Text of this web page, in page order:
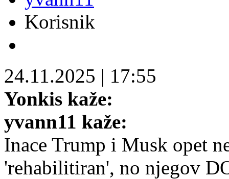
Korisnik
24.11.2025 | 17:55
Yonkis kaže:
yvann11 kaže:
Inace Trump i Musk opet
'rehabilitiran', no njegov